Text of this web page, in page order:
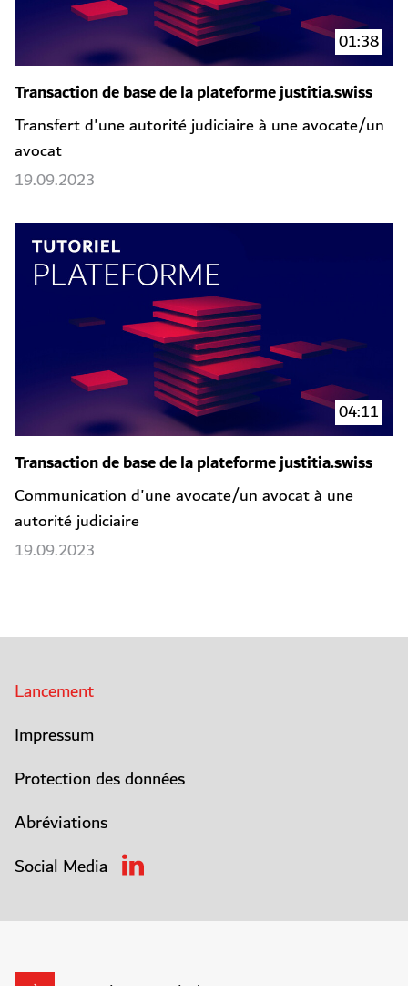
01:38
Transaction de base de la plateforme justitia.swiss
Transfert d'une autorité judiciaire à une avocate/un
avocat
19.09.2023
04:11
Transaction de base de la plateforme justitia.swiss
Communication d'une avocate/un avocat à une
autorité judiciaire
19.09.2023
Lancement
Impressum
Protection des données
Abréviations
Social Media